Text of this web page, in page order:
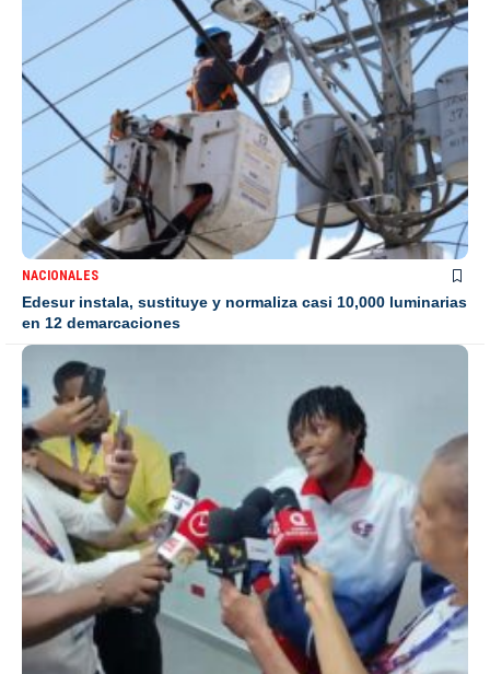
NACIONALES
Edesur instala, sustituye y normaliza casi 10,000 luminarias
en 12 demarcaciones